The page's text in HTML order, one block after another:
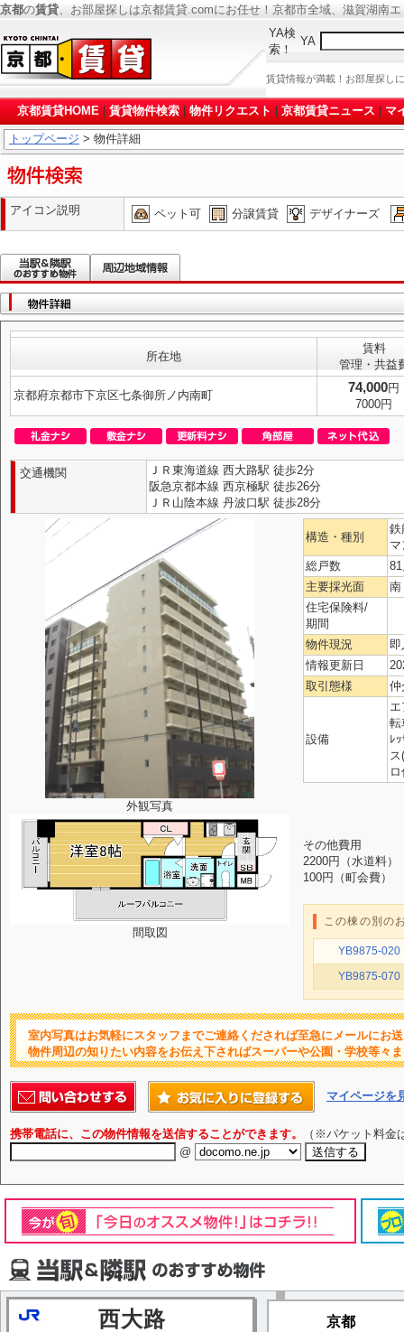
京都の賃貸、お部屋探しは京都賃貸.comにお任せ！京都市全域、滋賀湖南
YA検
索！
YA
賃貸情報が満載！お部屋探し
京都賃貸HOME 賃貸物件検索 物件リクエスト 京都賃貸ニュース マ
トップページ > 物件詳細
アイコン説明 ペット可 分譲賃貸 デザイナーズ
所在地
賃料
管理・共益
京都府京都市下京区七条御所ノ内南町
74,000円
7000円
交通機関
ＪＲ東海道線 西大路駅 徒歩2分
阪急京都本線 西京極駅 徒歩26分
ＪＲ山陰本線 丹波口駅 徒歩28分
外観写真
間取図
構造・種別
鉄
総戸数
主要採光面
南
住宅保険料/
期間
物件現況
情報更新日
取引態様
仲
設備
転
ﾚ
その他費用
2200円（水道料）
100円（町会費）
この棟の別の
YB9875-020
YB9875-070
室内写真はお気軽にスタッフまでご連絡くだされば至急にメールにお
物件周辺の知りたい内容をお伝え下さればスーパーや公園・学校等々
マイページを
携帯電話に、この物件情報を送信することができます。
（※パケット料金
@
西大路 京都